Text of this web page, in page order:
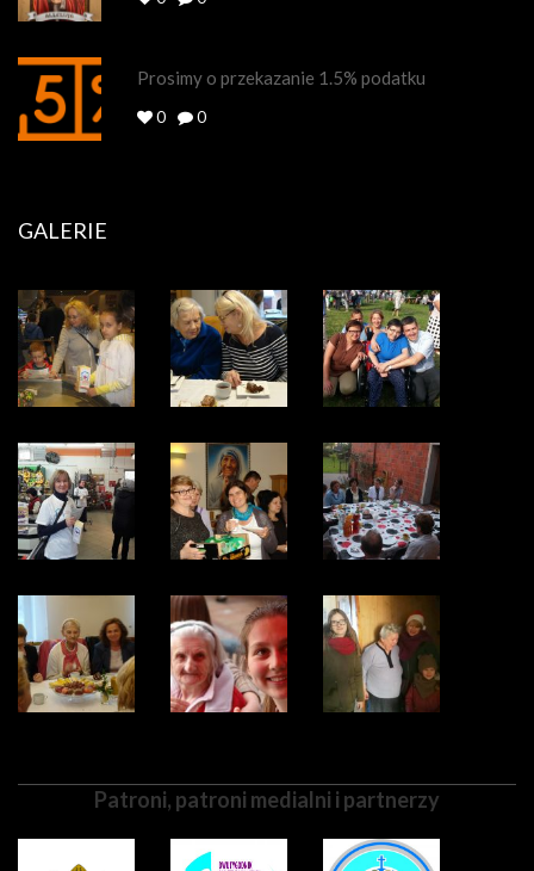
Prosimy o przekazanie 1.5% podatku
0 0
GALERIE
Patroni, patroni medialni i partnerzy